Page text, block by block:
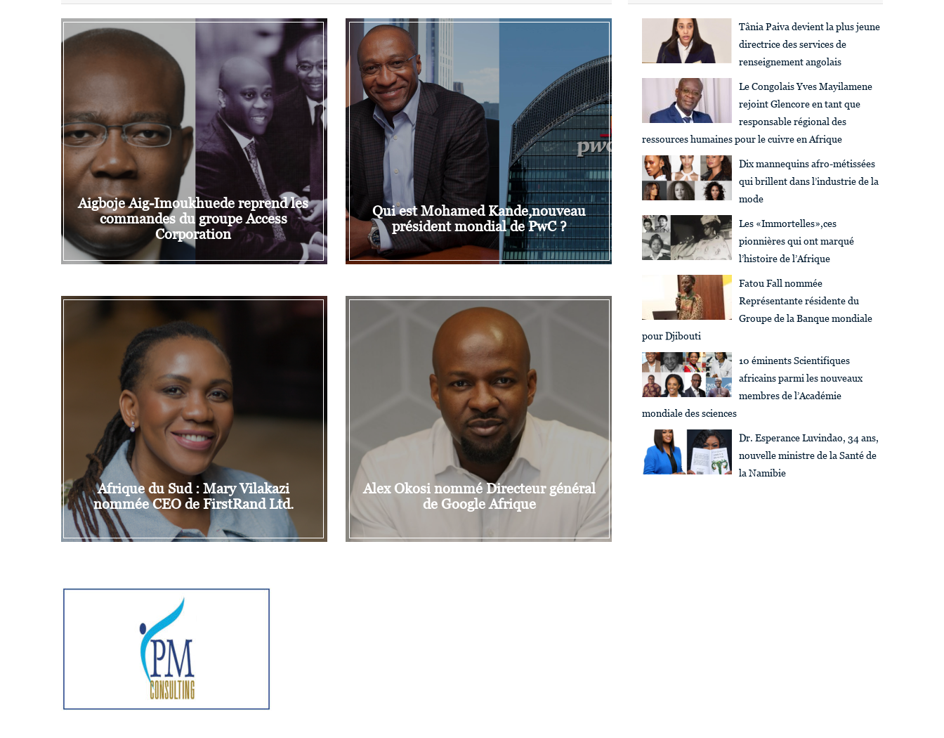
Aigboje Aig-Imoukhuede reprend les
commandes du groupe Access
Corporation
Qui est Mohamed Kande,nouveau
président mondial de PwC ?
Afrique du Sud : Mary Vilakazi
nommée CEO de FirstRand Ltd.
Alex Okosi nommé Directeur général
de Google Afrique
Tânia Paiva devient la plus jeune
directrice des services de
renseignement angolais
Le Congolais Yves Mayilamene
rejoint Glencore en tant que
responsable régional des
ressources humaines pour le cuivre en Afrique
Dix mannequins afro-métissées
qui brillent dans l’industrie de la
mode
Les «Immortelles»,ces
pionnières qui ont marqué
l’histoire de l’Afrique
Fatou Fall nommée
Représentante résidente du
Groupe de la Banque mondiale
pour Djibouti
10 éminents Scientifiques
africains parmi les nouveaux
membres de l’Académie
mondiale des sciences
Dr. Esperance Luvindao, 34 ans,
nouvelle ministre de la Santé de
la Namibie